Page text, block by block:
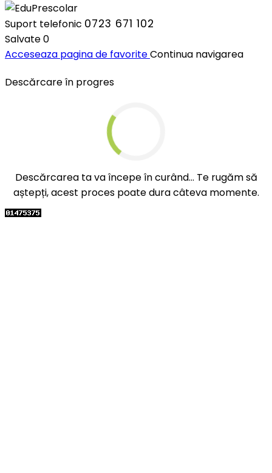
Suport telefonic 0723 671 102
Salvate0
Acceseaza pagina de favoriteContinua navigarea
Descărcare în progres
Descărcarea ta va începe în curând... Te rugăm să
aștepți, acest proces poate dura câteva momente.